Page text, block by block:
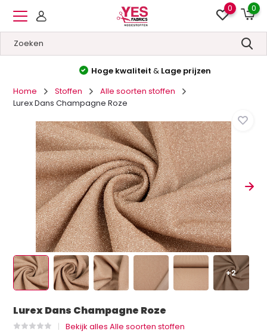
0 0
Hoge kwaliteit&Lage prijzen
Home
Stoffen
Alle soorten stoffen
Lurex Dans Champagne Roze
+2
Lurex Dans Champagne Roze
Bekijk alles Alle soorten stoffen